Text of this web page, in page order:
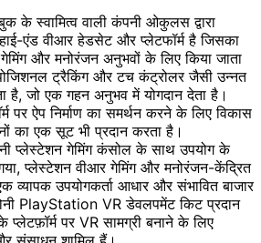
के स्वामित्व वाली कंपनी ओकुलस द्वारा
एंड वीआर हेडसेट और प्लेटफॉर्म है जिसका
और मनोरंजन अनुभवों के लिए किया जाता
ट्रैकिंग और टच कंट्रोलर जैसी उन्नत
है, जो एक गहन अनुभव में योगदान देता है।
ऐप निर्माण का समर्थन करने के लिए विकास
का एक सूट भी प्रदान करता है।
प्लेस्टेशन गेमिंग कंसोल के साथ उपयोग के
प्लेस्टेशन वीआर गेमिंग और मनोरंजन-केंद्रित
व्यापक उपयोगकर्ता आधार और संभावित बाजार
PlayStation VR डेवलपमेंट किट प्रदान
पर VR सामग्री बनाने के लिए